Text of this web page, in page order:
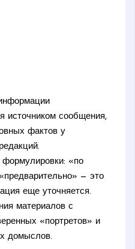
источником сообщения,
фактов у
«по
— это
еще уточняется.
материалов с
«портретов» и
домыслов.